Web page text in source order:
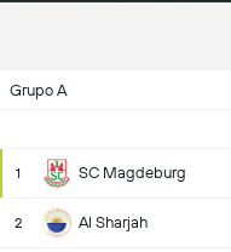
Grupo A
1 SC Magdeburg
2 Al Sharjah